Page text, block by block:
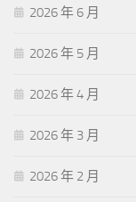
2026 年 6 月
2026 年 5 月
2026 年 4 月
2026 年 3 月
2026 年 2 月